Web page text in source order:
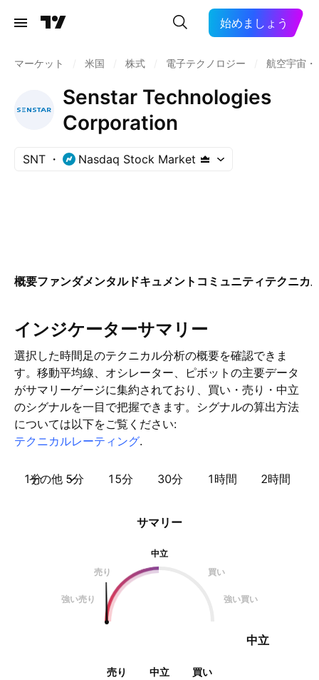
始めましょう
マーケット 米国 株式 電子テクノロジー 航空宇宙・
Senstar Technologies
Corporation
SNT Nasdaq Stock Market
概要ファンダメンタルドキュメント コミュニティテクニカ
インジケーターサマリー
選択した時間足のテクニカル分析の概要を確認できま
す。移動平均線、オシレーター、ピボットの主要データ
がサマリーゲージに集約されており、買い・売り・中立
のシグナルを一目で把握できます。シグナルの算出方法
については以下をご覧ください:
テクニカルレーティング.
1分 5分 15分 30分 1時間 2時間
その他
サマリー
中立
売り
買い
強い売り 強い買い
中立
売り 中立 買い